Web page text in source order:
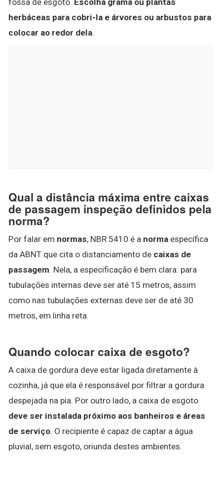
herbáceas para cobri-la e árvores ou arbustos para
colocar ao redor dela.
Qual a distância máxima entre caixas
de passagem inspeção definidos pela
norma?
Por falar em normas, NBR 5410 é a norma específica
da ABNT que cita o distanciamento de caixas de
passagem. Nela, a especificação é bem clara: para
tubulações internas deve ser até 15 metros, assim
como nas tubulações externas deve ser de até 30
metros, em linha reta.
Quando colocar caixa de esgoto?
A caixa de gordura deve estar ligada diretamente à
cozinha, já que ela é responsável por filtrar a gordura
despejada na pia. Por outro lado, a caixa de esgoto
deve ser instalada próximo aos banheiros e áreas
de serviço. O recipiente é capaz de captar a água
pluvial, sem esgoto, oriunda destes ambientes.